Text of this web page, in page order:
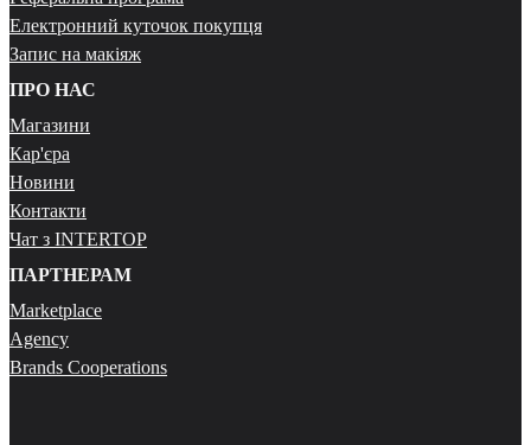
Електронний куточок покупця
Запис на макіяж
ПРО НАС
Магазини
Кар'єра
Новини
Контакти
Чат з INTERTOP
ПАРТНЕРАМ
Marketplace
Agency
Brands Cooperations